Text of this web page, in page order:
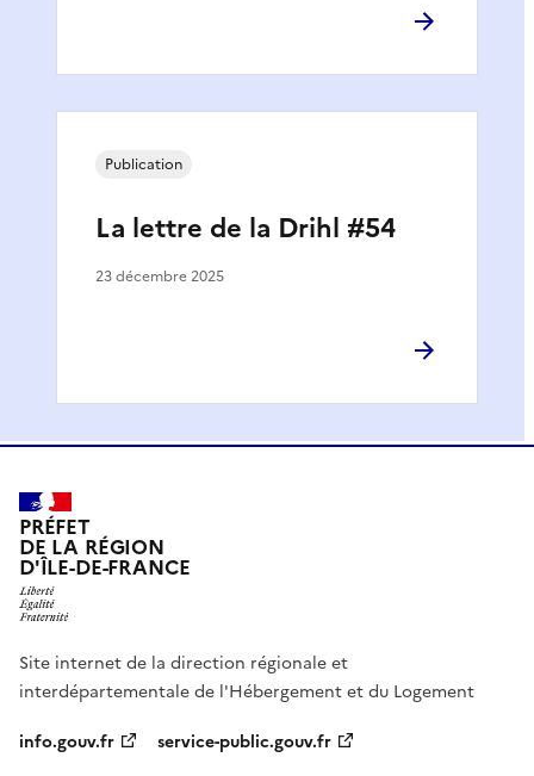
La lettre de la Drihl #54
Publication
23 décembre 2025
PRÉFET
DE LA RÉGION
D'ÎLE-DE-FRANCE
Site internet de la direction régionale et
interdépartementale de l'Hébergement et du Logement
info.gouv.fr
service-public.gouv.fr